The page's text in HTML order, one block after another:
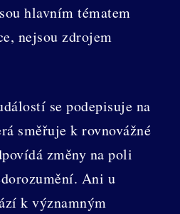
hlavním tématem
nejsou zdrojem
se podepisuje na
směřuje k rovnovážné
změny na poli
Ani u
k významným